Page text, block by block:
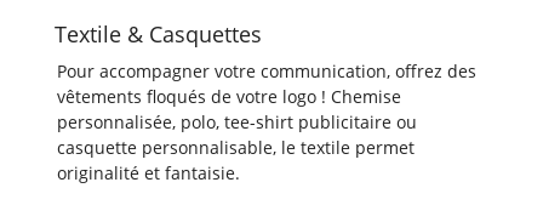
Textile & Casquettes
Pour accompagner votre communication, offrez des
vêtements floqués de votre logo ! Chemise
personnalisée, polo, tee-shirt publicitaire ou
casquette personnalisable, le textile permet
originalité et fantaisie.